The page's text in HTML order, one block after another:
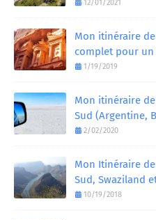
12/01/2021
Mon itinéraire
complet pour
1/19/2019
Mon itinéraire
Sud (Argentine,
2/02/2020
Mon Itinéraire
Sud, Swaziland
10/19/2018